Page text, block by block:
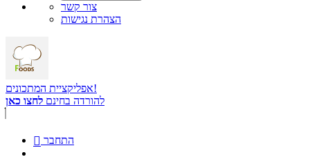
צור קשר
הצהרת נגישות
אפליקציית המתכונים!
להורדה בחינם לחצו כאן
 התחבר